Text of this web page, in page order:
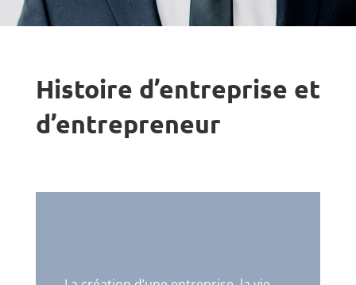
Histoire d’entreprise et
d’entrepreneur